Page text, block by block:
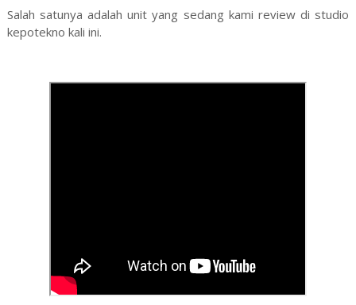
Salah satunya adalah unit yang sedang kami review di studio
kepotekno kali ini.